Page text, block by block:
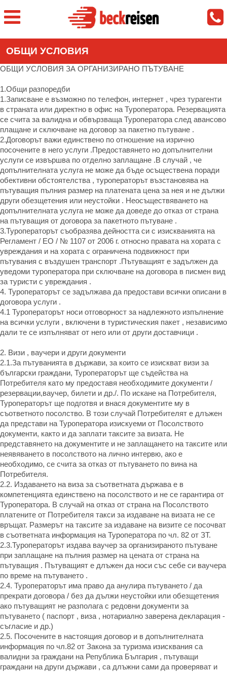
ОБЩИ УСЛОВИЯ
ОБЩИ УСЛОВИЯ ЗА ОРГАНИЗИРАНО ПЪТУВАНЕ
1.Общи разпоредби
1.Записване е възможно по телефон, интернет , чрез турагенти
в страната или директно в офис на Туроператора. Резервацията
се счита за валидна и обвързваща Туроператора след авансово
плащане и сключване на договор за пакетно пътуване .
2.Договорът важи единствено по отношение на изрично
посочените в него услуги .Предоставянето но допълнителни
услуги се извършва по отделно заплащане .В случай , че
допълнителната услуга не може да бъде осъществена поради
обективни обстоятелства , туроператорът възстановява на
пътуващия пълния размер на платената цена за нея и не дължи
други обезщетения или неустойки . Неосъществяването на
допълнителната услуга не може да доведе до отказ от страна
на пътуващия от договора за пакетното пътуване .
3.Туроператорът съобразява дейността си с изискванията на
Регламент / ЕО / № 1107 от 2006 г. относно правата на хората с
увреждания и на хората с ограничена подвижност при
пътувания с въздушен транспорт .Пътуващият е задължен да
уведоми туроператора при сключване на договора в писмен вид
за туристи с увреждания .
4. Туроператорът се задължава да предостави всички описани в
договора услуги .
4.1 Туроператорът носи отговорност за надлежното изпълнение
на всички услуги , включени в туристическия пакет , независимо
дали те се изпълняват от него или от други доставчици .
2. Визи , ваучери и други документи
2.1.За пътуванията в държави, за които се изискват визи за
български граждани, Туроператорът ще съдейства на
Потребителя като му предоставя необходимите документи /
резервации,ваучер, билети и др./. По искане на Потребителя,
Туроператорът ще подготвя и внася документите му в
съответното посолство. В този случай Потребителят е длъжен
да представи на Туроператора изискуеми от Посолството
документи, както и да заплати таксите за визата. Не
представянето на документите и не заплащането на таксите или
неявяването в посолството на лично интервю, ако е
необходимо, се счита за отказ от пътуването по вина на
Потребителя.
2.2. Издаването на виза за съответната държава е в
компетенцията единствено на посолството и не се гарантира от
Туроператора. В случай на отказ от страна на Посолството
платените от Потребителя такси за издаване на визата не се
връщат. Размерът на таксите за издаване на визите се посочват
в съответната информация на Туроператора по чл. 82 от ЗТ.
2.3.Туроператорът издава ваучер за организираното пътуване
при заплащане на пълния размер на цената от страна на
пътуващия . Пътуващият е длъжен да носи със себе си ваучера
по време на пътуването .
2.4. Туроператорът има право да анулира пътуването / да
прекрати договора / без да дължи неустойки или обезщетения
ако пътуващият не разполага с редовни документи за
пътуването ( паспорт , виза , нотариално заверена декларация -
съгласие и др.)
2.5. Посочените в настоящия договор и в допълнителната
информация по чл.82 от Закона за туризма изисквания са
валидни за граждани на Република България , пътуващи
граждани на други държави , са длъжни сами да проверяват и